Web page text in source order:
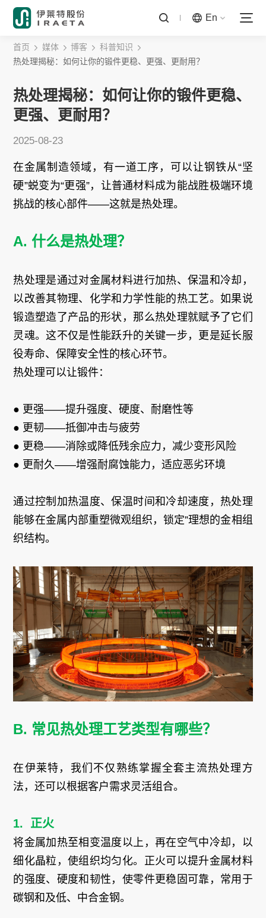
En
首页 媒体 博客
科普知识
热处理揭秘：如何让你的锻件更稳、更强、更耐用？
热处理揭秘：如何让你的锻件更稳、
更强、更耐用？
2025-08-23
在金属制造领域，有一道工序，可以让钢铁从“坚
硬”蜕变为“更强”，让普通材料成为能战胜极端环境
挑战的核心部件——这就是热处理。
A. 什么是热处理？
热处理是通过对金属材料进行加热、保温和冷却，
以改善其物理、化学和力学性能的热工艺。如果说
锻造塑造了产品的形状，那么热处理就赋予了它们
灵魂。这不仅是性能跃升的关键一步，更是延长服
役寿命、保障安全性的核心环节。
热处理可以让锻件：
● 更强——提升强度、硬度、耐磨性等
● 更韧——抵御冲击与疲劳
● 更稳——消除或降低残余应力，减少变形风险
● 更耐久——增强耐腐蚀能力，适应恶劣环境
通过控制加热温度、保温时间和冷却速度，热处理
能够在金属内部重塑微观组织，锁定”理想的金相组
织结构。
B. 常见热处理工艺类型有哪些？
在伊莱特，我们不仅熟练掌握全套主流热处理方
法，还可以根据客户需求灵活组合。
1. 正火
将金属加热至相变温度以上，再在空气中冷却，以
细化晶粒，使组织均匀化。正火可以提升金属材料
的强度、硬度和韧性，使零件更稳固可靠，常用于
碳钢和及低、中合金钢。